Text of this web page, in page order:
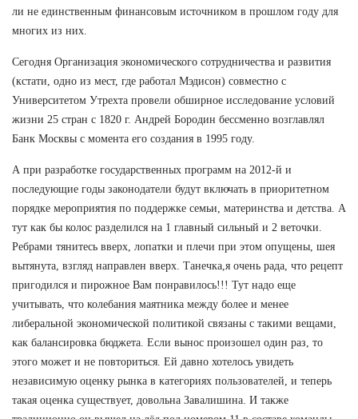
ли не единственным финансовым источником в прошлом году для
многих из них.
Сегодня Организация экономического сотрудничества и развития
(кстати, одно из мест, где работал Мэдисон) совместно с
Университетом Утрехта провели обширное исследование условий
жизни 25 стран с 1820 г. Андрей Бородин бессменно возглавлял
Банк Москвы с момента его создания в 1995 году.
А при разработке государственных программ на 2012-й и
последующие годы законодатели будут включать в приоритетном
порядке мероприятия по поддержке семьи, материнства и детства. А
тут как бы колос разделился на 1 главный сильный и 2 веточки.
Ребрами тянитесь вверх, лопатки и плечи при этом опущены, шея
вытянута, взгляд направлен вверх. Танечка,я очень рада, что рецепт
пригодился и пирожное Вам понравилось!!! Тут надо еще
учитывать, что колебания маятника между более и менее
либеральной экономической политикой связаны с такими вещами,
как балансировка бюджета. Если вынос произошел один раз, то
этого может и не повториться. Ей давно хотелось увидеть
независимую оценку рынка в категориях пользователей, и теперь
такая оценка существует, довольна Завалишина. И также